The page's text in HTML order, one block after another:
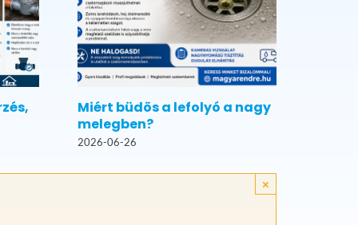
Miért büdös a lefolyó a nagy
melegben?
2026-06-26
×